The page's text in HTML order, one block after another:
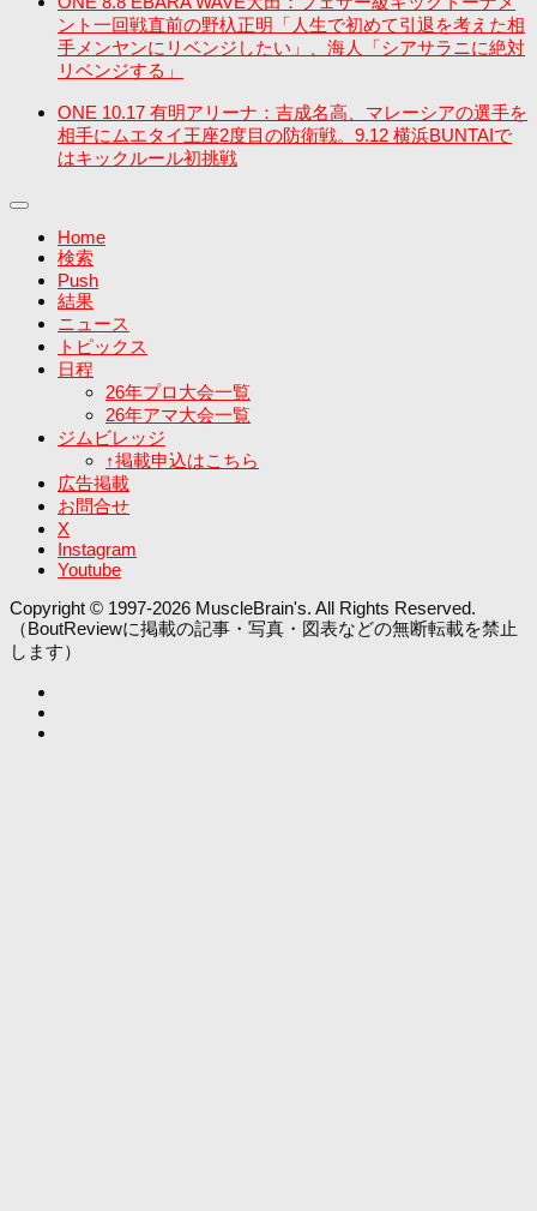
ント一回戦直前の野杁正明「人生で初めて引退を考えた相
手メンヤンにリベンジしたい」、海人「シアサラニに絶対
リベンジする」
ONE 10.17 有明アリーナ：吉成名高、マレーシアの選手を
相手にムエタイ王座2度目の防衛戦。9.12 横浜BUNTAIで
はキックルール初挑戦
Home
検索
Push
結果
ニュース
トピックス
日程
26年プロ大会一覧
26年アマ大会一覧
ジムビレッジ
↑掲載申込はこちら
広告掲載
お問合せ
X
Instagram
Youtube
Copyright © 1997-2026 MuscleBrain's. All Rights Reserved.
（BoutReviewに掲載の記事・写真・図表などの無断転載を禁止
します）